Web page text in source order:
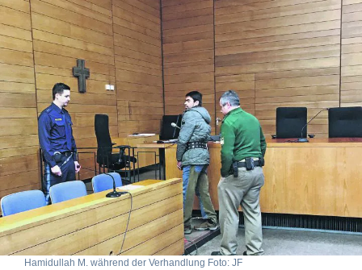
Hamidullah M. während der Verhandlung Foto: JF